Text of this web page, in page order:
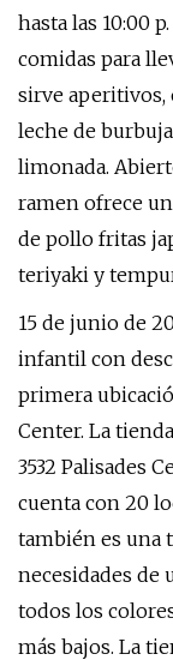
hasta las 10:00
comidas para
sirve aperitivos,
leche de
limonada.
ramen ofrece
de pollo fritas
teriyaki y
15 de junio de
infantil con
primera
Center. La
3532 Palisades
cuenta con 20
también es una
necesidades de
todos los
más bajos. La